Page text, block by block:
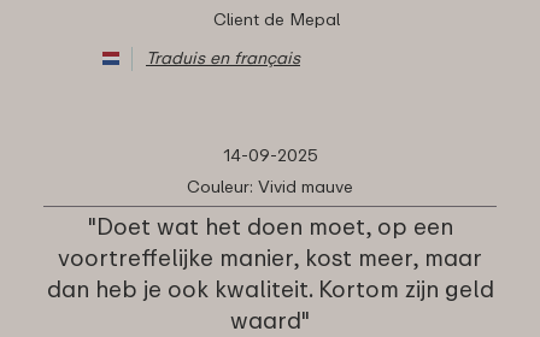
Client de Mepal
Traduis en français
14-09-2025
Couleur: Vivid mauve
"Doet wat het doen moet, op een
voortreffelijke manier, kost meer, maar
dan heb je ook kwaliteit. Kortom zijn geld
waard"